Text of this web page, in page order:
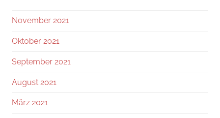
November 2021
Oktober 2021
September 2021
August 2021
März 2021